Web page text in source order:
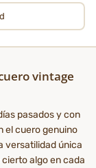
vintage
pasados y con
el cuero genuino
versatilidad única
algo en cada